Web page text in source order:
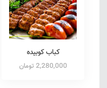
کباب کوبیده
2,280,000 تومان